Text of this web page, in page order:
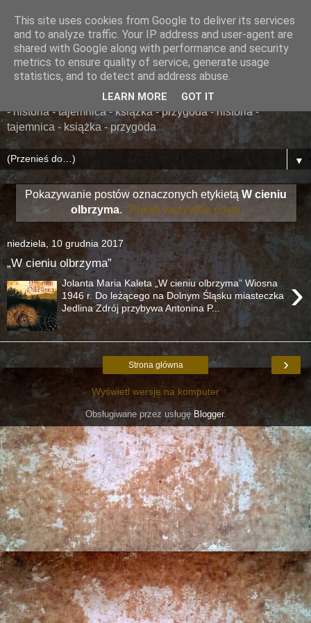
......... ZAPOMNIANA
BIBLIOTEKA ........
książka - przygoda - historia - tajemnica - książka - przygoda
- historia - tajemnica - książka - przygoda - historia -
tajemnica - książka - przygoda
▼
Pokazywanie postów oznaczonych etykietą W cieniu
olbrzyma. Pokaż wszystkie posty
niedziela, 10 grudnia 2017
„W cieniu olbrzyma”
›
Jolanta Maria Kaleta „W cieniu olbrzyma” Wiosna
1946 r. Do leżącego na Dolnym Śląsku miasteczka
Jedlina Zdrój przybywa Antonina P...
›
Strona główna
Wyświetl wersję na komputer
Obsługiwane przez usługęBlogger.
This site uses cookies from Google to deliver its services
and to analyze traffic. Your IP address and user-agent are
shared with Google along with performance and security
metrics to ensure quality of service, generate usage
statistics, and to detect and address abuse.
LEARN MORE GOT IT